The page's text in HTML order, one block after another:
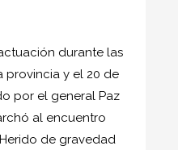
durante las
y el 20 de
por el general Paz
al encuentro
de gravedad